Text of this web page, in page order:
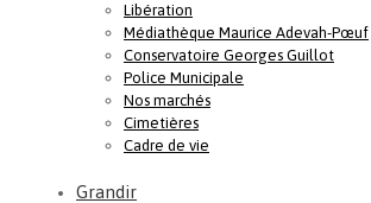
Libération
Médiathèque Maurice Adevah-Pœuf
Conservatoire Georges Guillot
Police Municipale
Nos marchés
Cimetières
Cadre de vie
Grandir